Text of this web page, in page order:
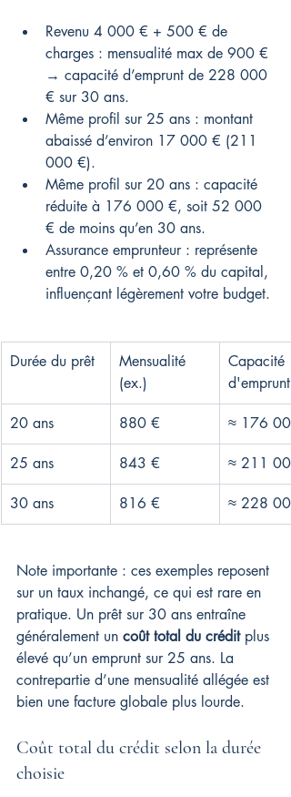
Revenu 4 000 € + 500 € de
charges : mensualité max de 900 €
→ capacité d’emprunt de 228 000
€ sur 30 ans.
Même profil sur 25 ans : montant
abaissé d’environ 17 000 € (211
000 €).
Même profil sur 20 ans : capacité
réduite à 176 000 €, soit 52 000
€ de moins qu’en 30 ans.
Assurance emprunteur : représente
entre 0,20 % et 0,60 % du capital,
influençant légèrement votre budget.
Durée du prêt
Mensualité
(ex.)
Capacité
d'emprunt
20 ans 880 € ≈ 176
25 ans 843 € ≈ 211
30 ans 816 € ≈ 228
Note importante : ces exemples reposent
sur un taux inchangé, ce qui est rare en
pratique. Un prêt sur 30 ans entraîne
généralement un coût total du crédit plus
élevé qu’un emprunt sur 25 ans. La
contrepartie d’une mensualité allégée est
bien une facture globale plus lourde.
Coût total du crédit selon la durée
choisie